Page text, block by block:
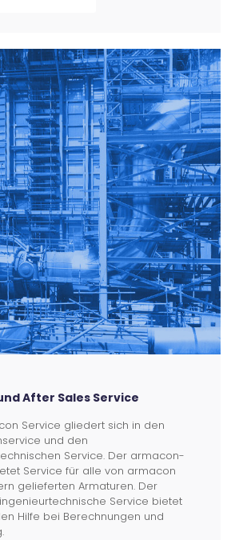
After Sales Service
Service gliedert sich in den
und den
Service. Der armacon-
Service für alle von armacon
gelieferten Armaturen. Der
Service bietet
Hilfe bei Berechnungen und